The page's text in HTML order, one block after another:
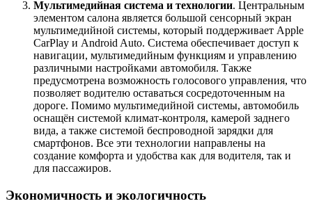
Мультимедийная система и технологии. Центральным
элементом салона является большой сенсорный экран
мультимедийной системы, который поддерживает Apple
CarPlay и Android Auto. Система обеспечивает доступ к
навигации, мультимедийным функциям и управлению
различными настройками автомобиля. Также
предусмотрена возможность голосового управления, что
позволяет водителю оставаться сосредоточенным на
дороге. Помимо мультимедийной системы, автомобиль
оснащён системой климат-контроля, камерой заднего
вида, а также системой беспроводной зарядки для
смартфонов. Все эти технологии направлены на
создание комфорта и удобства как для водителя, так и
для пассажиров.
Экономичность и экологичность